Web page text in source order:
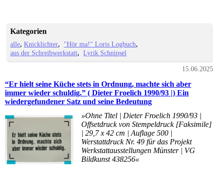
Kategorien
alle Knicklichter
"Hör ma!" Loris Logbuch
aus der Schreibwerkstatt
Lyrik Schnipsel
15.06.2025
“Er hielt seine Küche stets in Ordnung, machte sich aber
immer wieder schuldig.” ( Dieter Froelich 1990/93 |) Ein
wiedergefundener Satz und seine Bedeutung
»Ohne Titel | Dieter Froelich 1990/93 |
Offsetdruck von Stempeldruck [Faksimile]
| 29,7 x 42 cm | Auflage 500 |
Werstattdruck Nr. 49 für das Projekt
Werkstattausstellungen Münster | VG
Bildkunst 438256«